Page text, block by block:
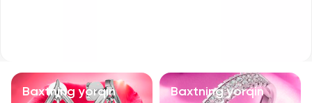
Baxtning yorqin
Baxtning yorqin